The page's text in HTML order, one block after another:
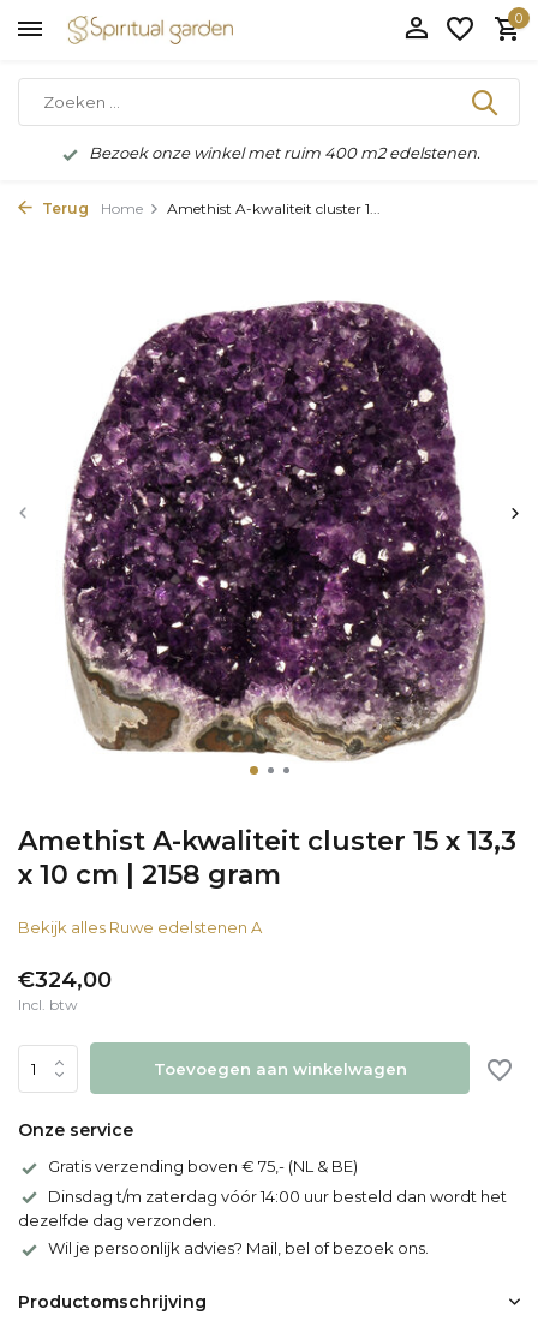
0
Bezoek onze winkel met ruim 400 m2 edelstenen.
Terug Home Amethist A-kwaliteit cluster 1...
Amethist A-kwaliteit cluster 15 x 13,3
x 10 cm | 2158 gram
Bekijk alles Ruwe edelstenen A
€324,00
Incl. btw
Toevoegen aan winkelwagen
Onze service
Gratis verzending boven € 75,- (NL & BE)
Dinsdag t/m zaterdag vóór 14:00 uur besteld dan wordt het
dezelfde dag verzonden.
Wil je persoonlijk advies? Mail, bel of bezoek ons.
Productomschrijving